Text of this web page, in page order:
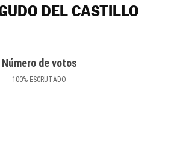
DEL CASTILLO
Número de votos
100% ESCRUTADO